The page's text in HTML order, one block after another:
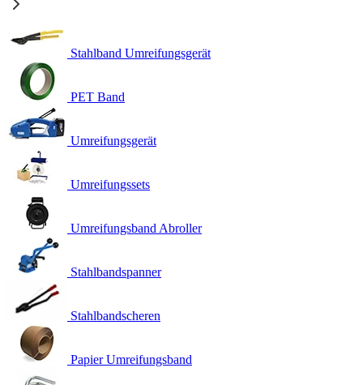
Stahlband Umreifungsgerät
PET Band
Umreifungsgerät
Umreifungssets
Umreifungsband Abroller
Stahlbandspanner
Stahlbandscheren
Papier Umreifungsband